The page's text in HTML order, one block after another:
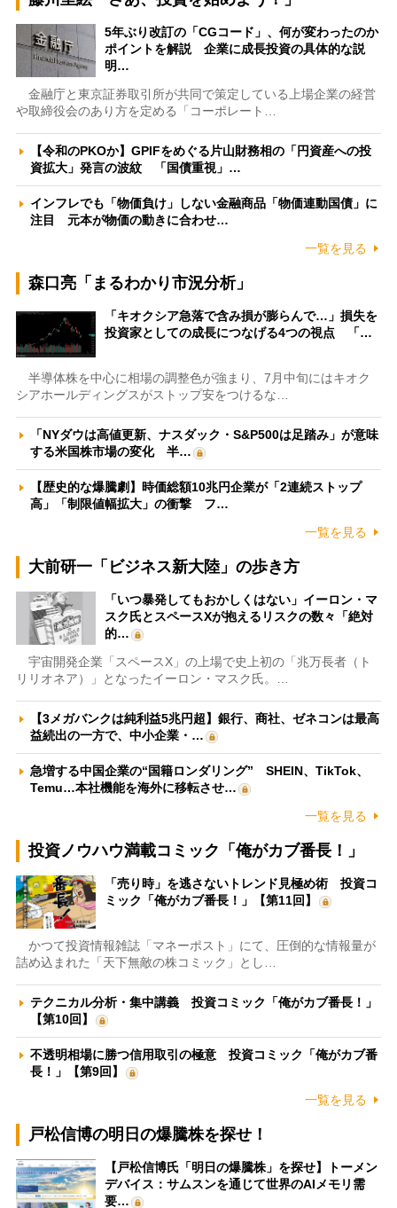
5年ぶり改訂の「CGコード」、何が変わったのか
ポイントを解説 企業に成長投資の具体的な説
明…
金融庁と東京証券取引所が共同で策定している上場企業の経営
や取締役会のあり方を定める「コーポレート…
【令和のPKOか】GPIFをめぐる片山財務相の「円資産への投
資拡大」発言の波紋 「国債重視」…
インフレでも「物価負け」しない金融商品「物価連動国債」に
注目 元本が物価の動きに合わせ…
一覧を見る
森口亮「まるわかり市況分析」
「キオクシア急落で含み損が膨らんで…」損失を
投資家としての成長につなげる4つの視点 「…
半導体株を中心に相場の調整色が強まり、7月中旬にはキオク
シアホールディングスがストップ安をつけるな…
「NYダウは高値更新、ナスダック・S&P500は足踏み」が意味
する米国株市場の変化 半…
【歴史的な爆騰劇】時価総額10兆円企業が「2連続ストップ
高」「制限値幅拡大」の衝撃 フ…
一覧を見る
大前研一「ビジネス新大陸」の歩き方
「いつ暴発してもおかしくはない」イーロン・マ
スク氏とスペースXが抱えるリスクの数々「絶対
的…
宇宙開発企業「スペースX」の上場で史上初の「兆万長者（ト
リリオネア）」となったイーロン・マスク氏。…
【3メガバンクは純利益5兆円超】銀行、商社、ゼネコンは最高
益続出の一方で、中小企業・…
急増する中国企業の“国籍ロンダリング” SHEIN、TikTok、
Temu…本社機能を海外に移転させ…
一覧を見る
投資ノウハウ満載コミック「俺がカブ番長！」
「売り時」を逃さないトレンド見極め術 投資コ
ミック「俺がカブ番長！」【第11回】
かつて投資情報雑誌「マネーポスト」にて、圧倒的な情報量が
詰め込まれた「天下無敵の株コミック」とし…
テクニカル分析・集中講義 投資コミック「俺がカブ番長！」
【第10回】
不透明相場に勝つ信用取引の極意 投資コミック「俺がカブ番
長！」【第9回】
一覧を見る
戸松信博の明日の爆騰株を探せ！
【戸松信博氏「明日の爆騰株」を探せ】トーメン
デバイス：サムスンを通じて世界のAIメモリ需
要…